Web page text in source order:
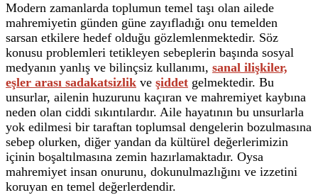
Modern zamanlarda toplumun temel taşı olan ailede
mahremiyetin günden güne zayıfladığı onu temelden
sarsan etkilere hedef olduğu gözlemlenmektedir. Söz
konusu problemleri tetikleyen sebeplerin başında sosyal
medyanın yanlış ve bilinçsiz kullanımı, sanal ilişkiler,
eşler arası sadakatsizlik ve şiddet gelmektedir. Bu
unsurlar, ailenin huzurunu kaçıran ve mahremiyet kaybına
neden olan ciddi sıkıntılardır. Aile hayatının bu unsurlarla
yok edilmesi bir taraftan toplumsal dengelerin bozulmasına
sebep olurken, diğer yandan da kültürel değerlerimizin
içinin boşaltılmasına zemin hazırlamaktadır. Oysa
mahremiyet insan onurunu, dokunulmazlığını ve izzetini
koruyan en temel değerlerdendir.